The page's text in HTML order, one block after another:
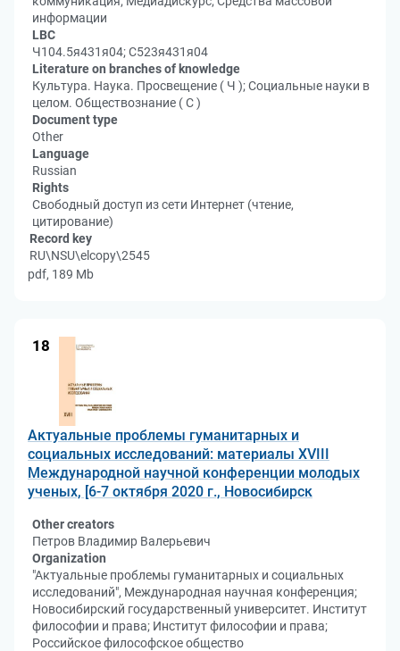
информации
LBC
Ч104.5я431я04; С523я431я04
Literature on branches of knowledge
Культура. Наука. Просвещение ( Ч ); Социальные науки в
целом. Обществознание ( С )
Document type
Other
Language
Russian
Rights
Свободный доступ из сети Интернет (чтение,
цитирование)
Record key
RU\NSU\elcopy\2545
pdf, 189 Mb
18
Актуальные проблемы гуманитарных и
социальных исследований: материалы XVIII
Международной научной конференции молодых
ученых, [6-7 октября 2020 г., Новосибирск
Other creators
Петров Владимир Валерьевич
Organization
"Актуальные проблемы гуманитарных и социальных
исследований", Международная научная конференция;
Новосибирский государственный университет. Институт
философии и права; Институт философии и права;
Российское философское общество